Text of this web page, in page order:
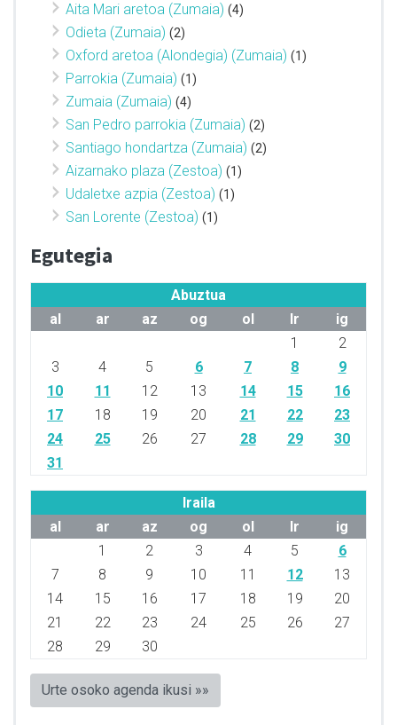
Aita Mari aretoa (Zumaia) (4)
Odieta (Zumaia) (2)
Oxford aretoa (Alondegia) (Zumaia) (1)
Parrokia (Zumaia) (1)
Zumaia (Zumaia) (4)
San Pedro parrokia (Zumaia) (2)
Santiago hondartza (Zumaia) (2)
Aizarnako plaza (Zestoa) (1)
Udaletxe azpia (Zestoa) (1)
San Lorente (Zestoa) (1)
Egutegia
Abuztua
al
ar az og ol lr
ig
1
2
3
4 5 6 7 8
9
10
11 12 13 14 15
16
17
18 19 20 21 22
23
24
25 26 27 28 29
30
31
Iraila
al
ar az og ol lr
ig
1
2 3 4 5
6
7
8 9 10 11 12
13
14
15 16 17 18 19
20
21
22 23 24 25 26
27
28
29 30
Urte osoko agenda ikusi »»